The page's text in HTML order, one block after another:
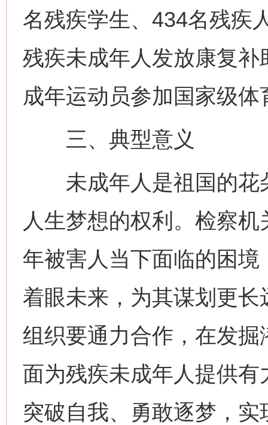
名残疾学生、434名残疾
残疾未成年人发放康复
成年运动员参加国家级
三、典型意义
未成年人是祖国的花
人生梦想的权利。检察
年被害人当下面临的困
着眼未来，为其谋划更
组织要通力合作，在发
面为残疾未成年人提供
突破自我、勇敢逐梦，实